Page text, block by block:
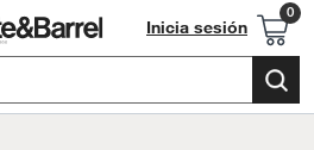
Inicia sesión
e